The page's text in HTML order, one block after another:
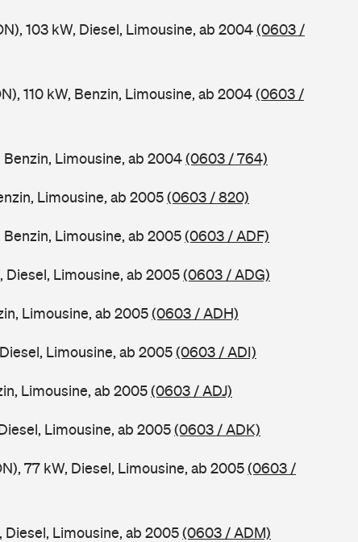
103 kW, Diesel, Limousine, ab 2004(0603 /
110 kW, Benzin, Limousine, ab 2004(0603 /
Benzin, Limousine, ab 2004(0603 / 764)
Limousine, ab 2005(0603 / 820)
Benzin, Limousine, ab 2005(0603 / ADF)
Diesel, Limousine, ab 2005(0603 / ADG)
Limousine, ab 2005(0603 / ADH)
Limousine, ab 2005(0603 / ADI)
Limousine, ab 2005(0603 / ADJ)
Limousine, ab 2005(0603 / ADK)
77 kW, Diesel, Limousine, ab 2005(0603 /
Diesel, Limousine, ab 2005(0603 / ADM)